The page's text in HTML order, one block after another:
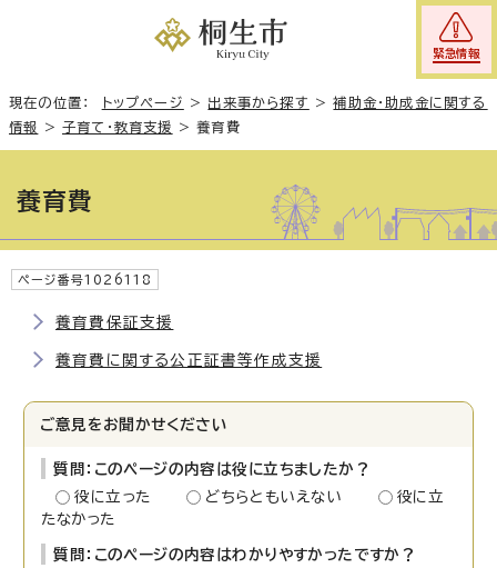
緊急情報
現在の位置： トップページ > 出来事から探す >補助金・助成金に関する
情報
>子育て・教育支援 >養育費
養育費
ページ番号1026118
養育費保証支援
養育費に関する公正証書等作成支援
ご意見をお聞かせください
質問：このページの内容は役に立ちましたか？
役に立った
どちらともいえない
役に立
たなかった
質問：このページの内容はわかりやすかったですか？